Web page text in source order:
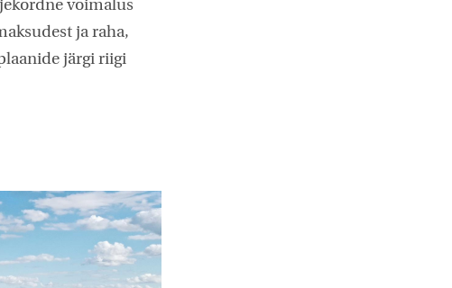
võimalus
ja raha,
järgi riigi